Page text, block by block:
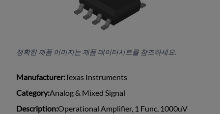
정확한 제품 이미지는 제품 데이터시트를 참조하세요.
Manufacturer:Texas Instruments
Category:Analog & Mixed Signal
Description:Operational Amplifier, 1 Func, 1000uV